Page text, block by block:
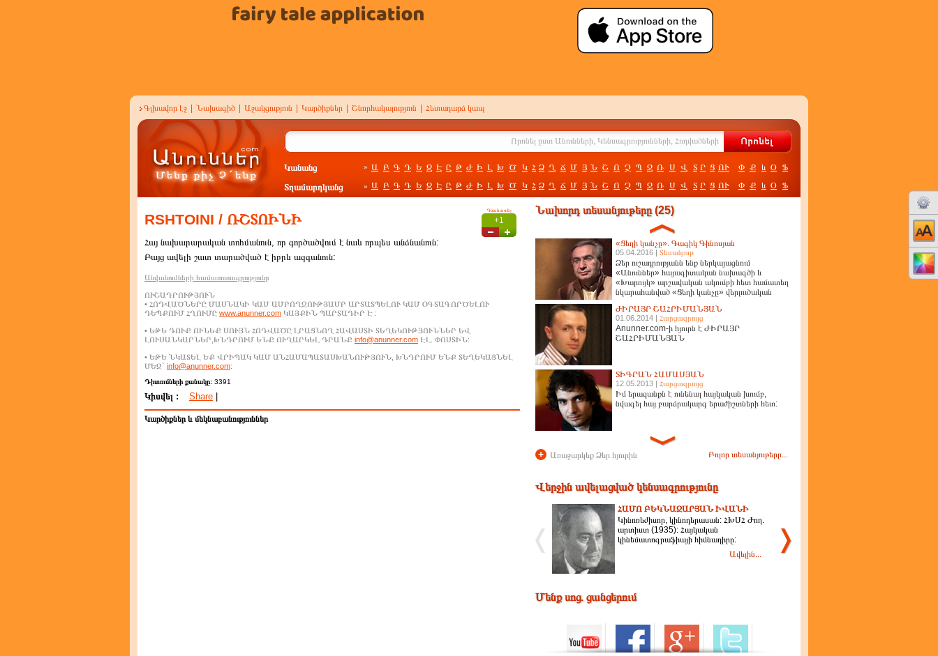
Գլխավոր էջ Նախագիծ Աջակցություն Կարծիքներ Շնորհակալություն Հետադարձ կապ
Կանանց » Ա Բ Գ Դ Ե Զ Է Ը Թ Ժ Ի Լ Խ Ծ Կ Հ Ձ Ղ Ճ Մ Յ Ն Շ Ո Չ Պ Ջ Ռ Ս Վ Տ Ր Ց ՈՒ Փ Ք և Օ Ֆ
Տղամարդկանց » Ա Բ Գ Դ Ե Զ Է Ը Թ Ժ Ի Լ Խ Ծ Կ Հ Ձ Ղ Ճ Մ Յ Ն Շ Ո Չ Պ Ջ Ռ Ս Վ Տ Ր Ց ՈՒ Փ Ք և Օ Ֆ
Գնահատել
+1
RSHTOINI / ՌՇՏՈԻՆԻ
Հայ նախարարական տոհմանուն, որ գործածվում է նաև որպես անձնանուն:
Բայց ավելի շատ տարածված է իբրև ազգանուն:
Անվանումների համառոտագրությունը
ՈՒՇԱԴՐՈՒԹՅՈՒՆ
• ՀՈԴՎԱԾՆԵՐԸ ՄԱՍՆԱԿԻ ԿԱՄ ԱՄԲՈՂՋՈՒԹՅԱՄԲ ԱՐՏԱՏՊԵԼՈՒ ԿԱՄ ՕԳՏԱԳՈՐԾԵԼՈՒ
ԴԵՊՔՈՒՄ ՀՂՈՒՄԸ www.anunner.com ԿԱՅՔԻՆ ՊԱՐՏԱԴԻՐ Է :
• ԵԹԵ ԴՈՒՔ ՈՒՆԵՔ ՍՈՒՅՆ ՀՈԴՎԱԾԸ ԼՐԱՑՆՈՂ ՀԱՎԱՍՏԻ ՏԵՂԵԿՈՒԹՅՈՒՆՆԵՐ ԵՎ
ԼՈՒՍԱՆԿԱՐՆԵՐ,ԽՆԴՐՈՒՄ ԵՆՔ ՈՒՂԱՐԿԵԼ ԴՐԱՆՔ info@anunner.com ԷԼ. ՓՈՍՏԻՆ:
• ԵԹԵ ՆԿԱՏԵԼ ԵՔ ՎՐԻՊԱԿ ԿԱՄ ԱՆՀԱՄԱՊԱՏԱՍԽԱՆՈՒԹՅՈՒՆ, ԽՆԴՐՈՒՄ ԵՆՔ ՏԵՂԵԿԱՑՆԵԼ
ՄԵԶ` info@anunner.com:
Դիտումների քանակը: 3391
Կիսվել : Share
Կարծիքներ և մեկնաբանություններ
Նախորդ տեսանյութերը (25)
«Ցեղի կանչը». Գագիկ Գինոսյան
05.04.2016 | Տեսանյութ
Ձեր ուշադրությանն ենք ներկայացնում
«Անուններ» հայագիտական նախագծի և
«Խարույկ» արշավական ակումբի հետ համատեղ
նկարահանված «Ցեղի կանչը» վերլուծական
ԺԻՐԱՅՐ ՇԱՀՐԻՄԱՆՅԱՆ
01.06.2014 | Հարցազրույց
Anunner.com-ի հյուրն է ԺԻՐԱՅՐ
ՇԱՀՐԻՄԱՆՅԱՆ
ՏԻԳՐԱՆ ՀԱՄԱՍՅԱՆ
12.05.2013 | Հարցազրույց
Իմ երազանքն է ունենալ հայկական խումբ,
նվագել հայ բարձրակարգ երաժիշտների հետ:
+ Առաջարկեք Ձեր հյուրին Բոլոր տեսանյութերը...
Վերջին ավելացված կենսագրությունը
ՀԱՄՈ ԲԵԿՆԱԶԱՐՅԱՆ ԻՎԱՆԻ
Կինոռեժիսոր, կինոդերասան: ՀԽՍՀ Ժող.
արտիստ (1935): Հայկական
կինեմատոգրաֆիայի հիմնադիրը:
Ավելին...
Մենք սոց. ցանցերում